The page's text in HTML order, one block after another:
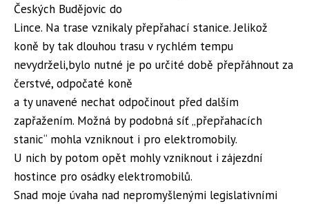
Českých Budějovic do
Lince. Na trase vznikaly přepřahací stanice. Jelikož
koně by tak dlouhou trasu v rychlém tempu
nevydrželi,bylo nutné je po určité době přepřáhnout za
čerstvé, odpočaté koně
a ty unavené nechat odpočinout před dalším
zapřažením. Možná by podobná síť „přepřahacích
stanic“ mohla vzniknout i pro elektromobily.
U nich by potom opět mohly vzniknout i zájezdní
hostince pro osádky elektromobilů.
Snad moje úvaha nad nepromyšlenými legislativními